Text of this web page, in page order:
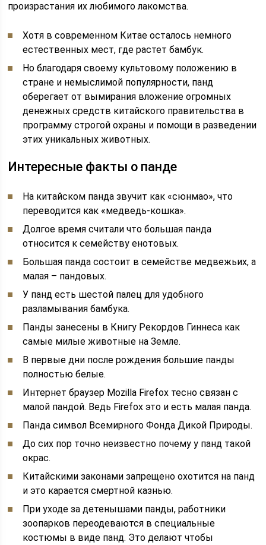
произрастания их любимого лакомства.
Хотя в современном Китае осталось немного
естественных мест, где растет бамбук.
Но благодаря своему культовому положению в
стране и немыслимой популярности, панд
оберегает от вымирания вложение огромных
денежных средств китайского правительства в
программу строгой охраны и помощи в разведении
этих уникальных животных.
Интересные факты о панде
На китайском панда звучит как «сюнмао», что
переводится как «медведь-кошка».
Долгое время считали что большая панда
относится к семейству енотовых.
Большая панда состоит в семействе медвежьих, а
малая – пандовых.
У панд есть шестой палец для удобного
разламывания бамбука.
Панды занесены в Книгу Рекордов Гиннеса как
самые милые животные на Земле.
В первые дни после рождения большие панды
полностью белые.
Интернет браузер Mozilla Firefox тесно связан с
малой пандой. Ведь Firefox это и есть малая панда.
Панда символ Всемирного Фонда Дикой Природы.
До сих пор точно неизвестно почему у панд такой
окрас.
Китайскими законами запрещено охотится на панд
и это карается смертной казнью.
При уходе за детенышами панды, работники
зоопарков переодеваются в специальные
костюмы в виде панд. Это делают чтобы